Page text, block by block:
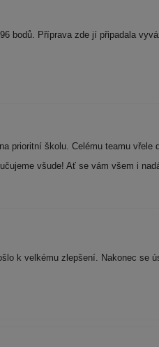
bodů. Příprava zde jí připadala
prioritní školu. Celému teamu vřele
všude! Ať se vám všem i
k velkému zlepšení. Nakonec se